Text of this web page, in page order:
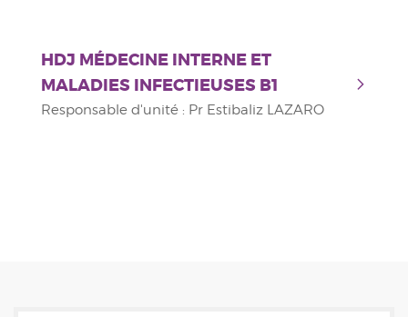
HDJ MÉDECINE INTERNE ET
MALADIES INFECTIEUSES B1
Responsable d'unité : Pr Estibaliz LAZARO